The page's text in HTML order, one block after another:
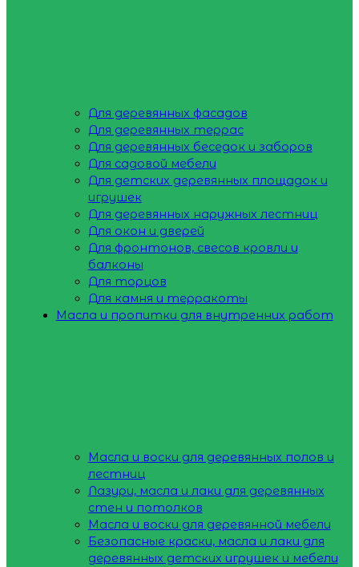
Для деревянных фасадов
Для деревянных террас
Для деревянных беседок и заборов
Для садовой мебели
Для детских деревянных площадок и
игрушек
Для деревянных наружных лестниц
Для окон и дверей
Для фронтонов, свесов кровли и
балконы
Для торцов
Для камня и терракоты
Масла и пропитки для внутренних работ
Масла и воски для деревянных полов и
лестниц
Лазури, масла и лаки для деревянных
стен и потолков
Масла и воски для деревянной мебели
Безопасные краски, масла и лаки для
деревянных детских игрушек и мебели